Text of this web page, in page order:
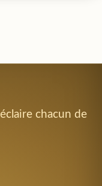
chacun de